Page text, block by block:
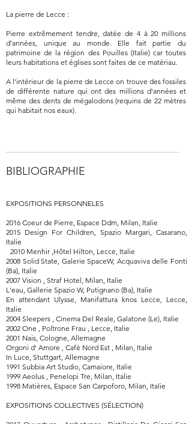
La pierre de Lecce :
Pierre extrêmement tendre, datée de 4 à 20 millions
d’années, unique au monde. Elle fait partie du
patrimoine de la région des Pouilles (Italie) car toutes
leurs habitations et églises sont faites de ce matériau.
A l’intérieur de la pierre de Lecce on trouve des fossiles
de différente nature qui ont des millions d’années et
même des dents de mégalodons (requins de 22 mètres
qui habitait nos eaux).
BIBLIOGRAPHIE
EXPOSITIONS PERSONNELES
2016 Coeur de Pierre, Espace Ddm, Milan, Italie
2015 Design For Children, Spazio Margari, Casarano,
Italie
2010 Menhir ,Hôtel Hilton, Lecce, Italie
2008 Solid State, Galerie SpaceW, Acquaviva delle Fonti
(Ba), Italie
2007 Vision , Straf Hotel, Milan, Italie
L'eau, Gallerie Spazio W, Putignano (Ba), Italie
En attendant Ulysse, Manifattura knos Lecce, Lecce,
Italie
2004 Sleepers , Cinema Del Reale, Galatone (Le), Italie
2002 One , Poltrone Frau , Lecce, Italie
2001 Nais, Cologne, Allemagne
Orgoni d' Amore , Cafè Nord Est , Milan, Italie
In Luce, Stuttgart, Allemagne
1991 Subbia Art Studio, Camaiore, Italie
1999 Aeolus , Penelopi Tre, Milan, Italie
1998 Matières, Espace San Carpoforo, Milan, Italie
EXPOSITIONS COLLECTIVES (SÉLECTION)